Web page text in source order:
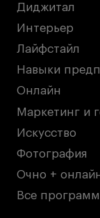
Диджитал
Интерьер
Лайфстайл
Навыки
Онлайн
Маркетинг и
Искусство
Фотография
Очно +
Все